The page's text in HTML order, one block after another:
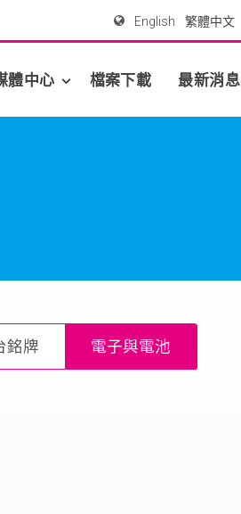
English 繁體中文
體中心 檔案下載 最新消息
銘牌 電子與電池